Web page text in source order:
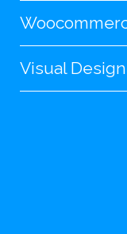
Visual Design